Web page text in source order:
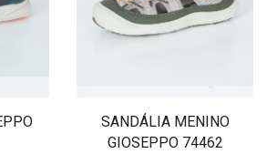
SANDÁLIA MENINO
GIOSEPPO 74462